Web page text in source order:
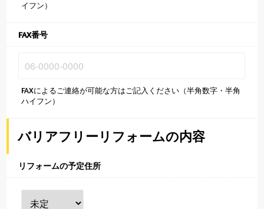
イフン）
FAX番号
FAXによるご連絡が可能な方はご記入ください（半角数字・半角
ハイフン）
バリアフリーリフォームの内容
リフォームの予定住所